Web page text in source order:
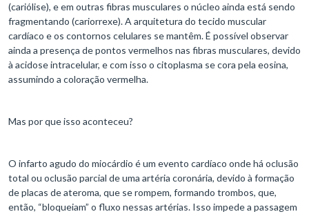
(cariólise), e em outras fibras musculares o núcleo ainda está sendo
fragmentando (cariorrexe). A arquitetura do tecido muscular
cardíaco e os contornos celulares se mantêm. É possível observar
ainda a presença de pontos vermelhos nas fibras musculares, devido
à acidose intracelular, e com isso o citoplasma se cora pela eosina,
assumindo a coloração vermelha.
Mas por que isso aconteceu?
O infarto agudo do miocárdio é um evento cardíaco onde há oclusão
total ou oclusão parcial de uma artéria coronária, devido à formação
de placas de ateroma, que se rompem, formando trombos, que,
então, “bloqueiam” o fluxo nessas artérias. Isso impede a passagem